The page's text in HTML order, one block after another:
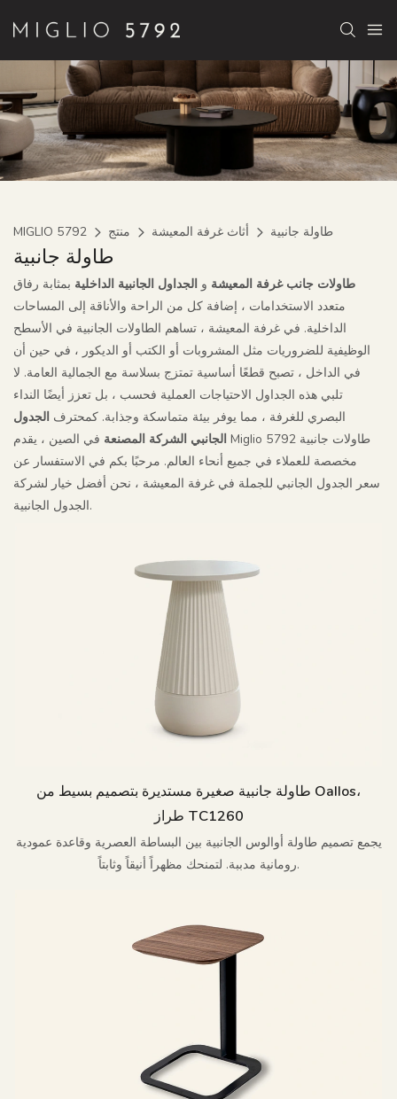
MIGLIO 5792 منتج أثاث غرفة المعيشة طاولة جانبية
طاولة جانبية
طاولات جانب غرفة المعيشة و الجداول الجانبية الداخلية بمثابة رفاق
متعدد الاستخدامات ، إضافة كل من الراحة والأناقة إلى المساحات
الداخلية. في غرفة المعيشة ، تساهم الطاولات الجانبية في الأسطح
الوظيفية للضروريات مثل المشروبات أو الكتب أو الديكور ، في حين أن
في الداخل ، تصبح قطعًا أساسية تمتزج بسلاسة مع الجمالية العامة. لا
تلبي هذه الجداول الاحتياجات العملية فحسب ، بل تعزز أيضًا النداء
البصري للغرفة ، مما يوفر بيئة متماسكة وجذابة. كمحترف الجدول
الجانبي الشركة المصنعة في الصين ، يقدم Miglio 5792 طاولات جانبية
مخصصة للعملاء في جميع أنحاء العالم. مرحبًا بكم في الاستفسار عن
سعر الجدول الجانبي للجملة في غرفة المعيشة ، نحن أفضل خيار لشركة
الجدول الجانبية.
طاولة جانبية صغيرة مستديرة بتصميم بسيط من Oallos،
طراز TC1260
يجمع تصميم طاولة أوالوس الجانبية بين البساطة العصرية وقاعدة عمودية
رومانية مدببة. لتمنحك مظهراً أنيقاً وثابتاً.